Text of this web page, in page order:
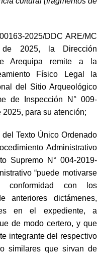
2025/DDC ARE/MC
2025, la Dirección
Arequipa remite a la
Físico Legal la
del Sitio Arqueológico
de Inspección N° 009-
para su atención;
Texto Único Ordenado
Administrativo
Supremo N° 004-2019-
“puede motivarse
conformidad con los
anteriores dictámenes,
en el expediente, a
de modo certero, y que
integrante del respectivo
similares que sirvan de